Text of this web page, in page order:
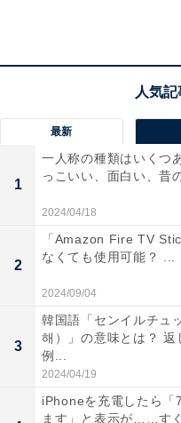
業のWaymoは仕事の種
ドルの報酬を支払ってい
シェアリングエコノミ
ンジニアやプロダクトマ
も約20万米ドルもの年
オバマ元大統領が選ぶ
冊」 カズオ・イシグロ作
コロナ禍で注目の生体
最新
1
一人称の種類はいくつ
っこいい、面白い、昔
2024/04/18
2
「Amazon Fire TV
なくても使用可能？ ...
2024/09/04
3
韓国語「センイルチュ
해）」の意味とは？ 返
例...
2024/04/19
iPhoneを充電したら「
ます」と表示が……す